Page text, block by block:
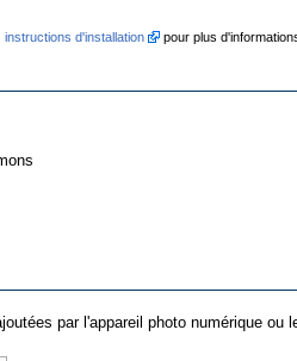
instructions d'installation pour plus
par l'appareil photo numérique